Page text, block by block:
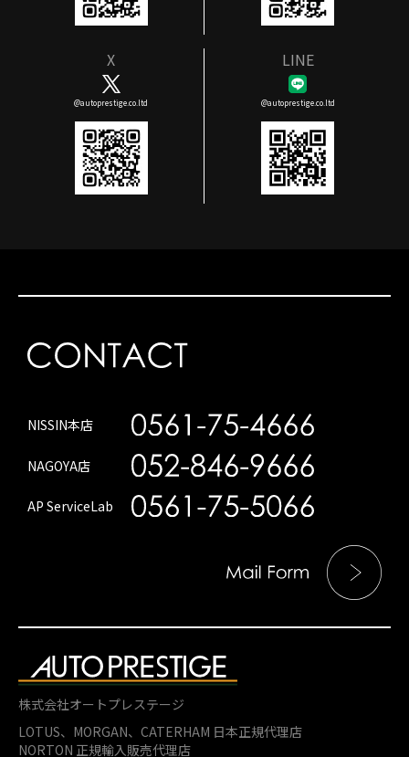
X
@autoprestige.co.ltd
LINE
@autoprestige.co.ltd
NISSIN本店
NAGOYA店
AP ServiceLab
株式会社オートプレステージ
LOTUS、MORGAN、 CATERHAM 日本正規代理店
NORTON 正規輸入販売代理店